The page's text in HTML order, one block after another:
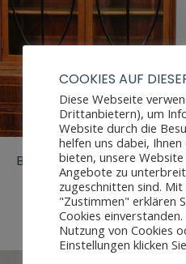
BIEDERMEIER VITRINE
COOKIES AUF
Diese Webseite
Drittanbietern), um
Website durch die
helfen uns dabei,
bieten, unsere
Angebote zu
zugeschnitten sind.
"Zustimmen" erklären
Cookies
Nutzung von Cookies
Einstellungen klicken